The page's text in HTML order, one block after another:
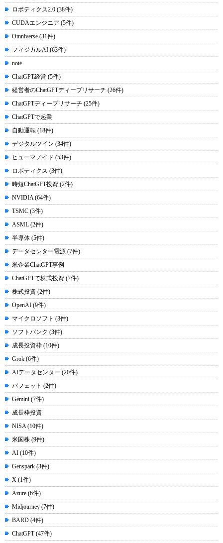
ロボティクス2.0 (38件)
CUDAエンジニア (5件)
Omniverse (31件)
フィジカルAI (63件)
note
ChatGPT経営 (5件)
経営者のChatGPTディープリサーチ (26件)
ChatGPTディープリサーチ (25件)
ChatGPTで起業
自動運転 (18件)
デジタルツイン (34件)
ヒューマノイド (53件)
ロボティクス (3件)
時短ChatGPT投資 (2件)
NVIDIA (64件)
TSMC (3件)
ASML (2件)
半導体 (5件)
データセンター電源 (7件)
米企業ChatGPT事例
ChatGPTで株式投資 (7件)
株式投資 (2件)
OpenAI (9件)
マイクロソフト (3件)
ソフトバンク (3件)
成長投資枠 (10件)
Grok (6件)
AIデータセンター (20件)
バフェット (2件)
Gemini (7件)
成長枠投資
NISA (10件)
米国株 (9件)
AI (10件)
Genspark (3件)
X (1件)
Azure (6件)
Midjourney (7件)
BARD (4件)
ChatGPT (47件)